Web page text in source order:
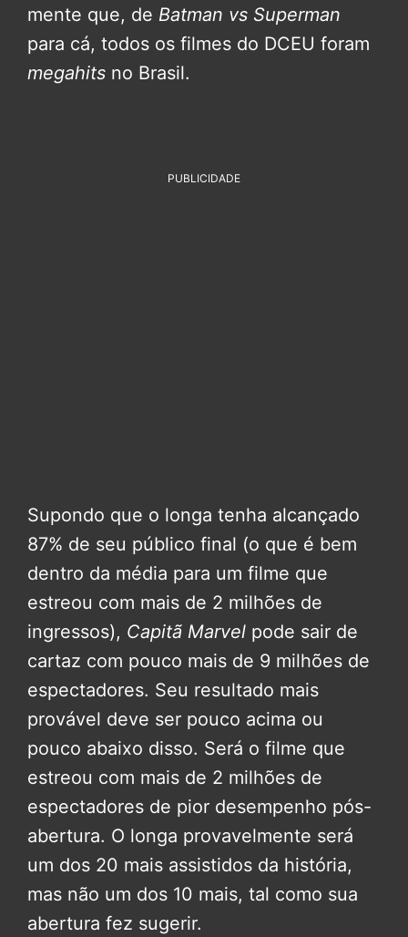
mente que, de Batman vs Superman
para cá, todos os filmes do DCEU foram
megahits no Brasil.
PUBLICIDADE
Supondo que o longa tenha alcançado
87% de seu público final (o que é bem
dentro da média para um filme que
estreou com mais de 2 milhões de
ingressos), Capitã Marvel pode sair de
cartaz com pouco mais de 9 milhões de
espectadores. Seu resultado mais
provável deve ser pouco acima ou
pouco abaixo disso. Será o filme que
estreou com mais de 2 milhões de
espectadores de pior desempenho pós-
abertura. O longa provavelmente será
um dos 20 mais assistidos da história,
mas não um dos 10 mais, tal como sua
abertura fez sugerir.